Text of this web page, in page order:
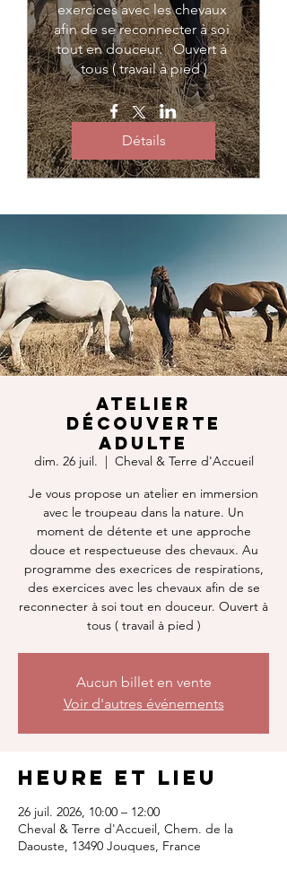
exercices avec les chevaux
afin de se reconnecter à soi
tout en douceur.   Ouvert à
tous ( travail à pied )
Détails
Atelier
découverte
Adulte
dim. 26 juil.
  |
Cheval & Terre d'Accueil
Je vous propose un atelier en immersion
avec le troupeau dans la nature. Un
moment de détente et une approche
douce et respectueuse des chevaux. Au
programme des execrices de respirations,
des exercices avec les chevaux afin de se
reconnecter à soi tout en douceur. Ouvert à
tous ( travail à pied )
Aucun billet en vente
Voir d'autres événements
Heure et lieu
26 juil. 2026, 10:00 – 12:00
Cheval & Terre d'Accueil, Chem. de la
Daouste, 13490 Jouques, France